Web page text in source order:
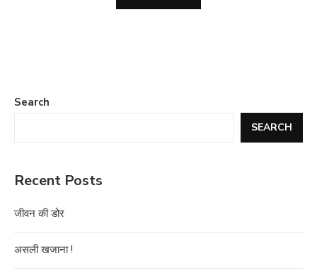
Search
SEARCH
Recent Posts
जीवन की डोर
असली खजाना !